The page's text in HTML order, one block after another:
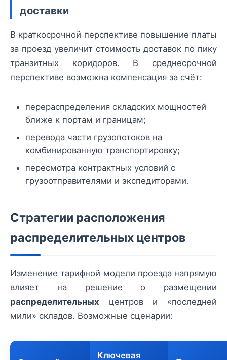
доставки
В краткосрочной перспективе повышение платы
за проезд увеличит стоимость доставок по пику
транзитных коридоров. В среднесрочной
перспективе возможна компенсация за счёт:
перераспределения складских мощностей
ближе к портам и границам;
перевода части грузопотоков на
комбинированную транспортировку;
пересмотра контрактных условий с
грузоотправителями и экспедиторами.
Стратегии расположения
распределительных центров
Изменение тарифной модели проезда напрямую
влияет на решение о размещении
распределительных центров и «последней
мили» складов. Возможные сценарии:
Ключевая